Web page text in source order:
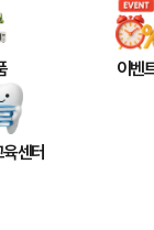
이벤
센터